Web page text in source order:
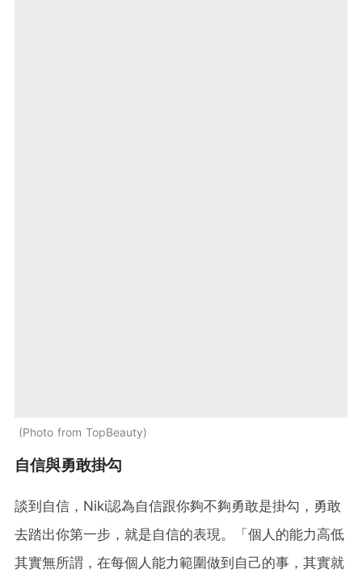
Photo from TopBeauty
自信與勇敢掛勾
談到自信，Niki認為自信跟你夠不夠勇敢是掛勾，勇敢
去踏出你第一步，就是自信的表現。「個人的能力高低
其實無所謂，在每個人能力範圍做到自己的事，其實就